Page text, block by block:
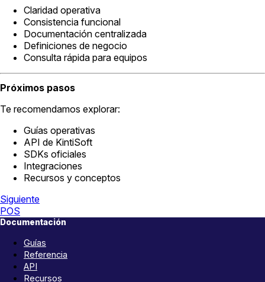
Claridad operativa
Consistencia funcional
Documentación centralizada
Definiciones de negocio
Consulta rápida para equipos
Próximos pasos
Te recomendamos explorar:
Guías operativas
API de KintiSoft
SDKs oficiales
Integraciones
Recursos y conceptos
Siguiente
POS
Documentación
Guías
Referencia
API
Recursos